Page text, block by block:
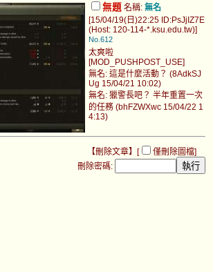
無題 名稱: 無名
[15/04/19(日)22:25 ID:PsJjIZ7E
(Host: 120-114-*.ksu.edu.tw)]
No.612
太爽啦
[MOD_PUSHPOST_USE]
無名: 這是什麼活動？ (8AdkSJ
Ug 15/04/21 10:02)
無名: 獵警長吧？ 半年重置一次
的任務 (bhFZWXwc 15/04/22 1
4:13)
【刪除文章】[ 僅刪除圖檔]
刪除密碼: